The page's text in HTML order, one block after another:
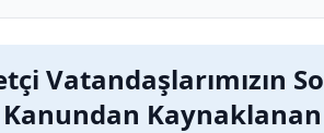
Vatandaşlarımızın
Kanundan